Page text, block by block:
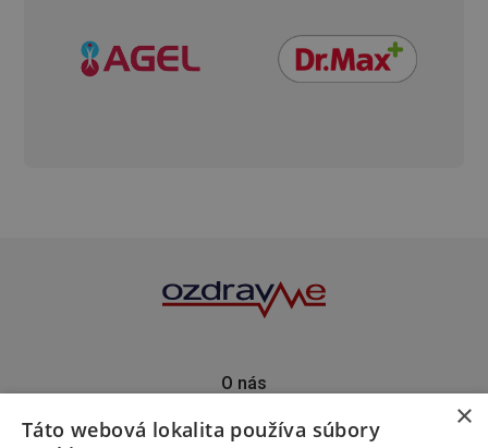
O nás
Predplatné
×
Táto webová lokalita používa súbory